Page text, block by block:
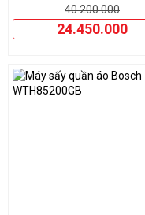
40.200.000
24.450.000